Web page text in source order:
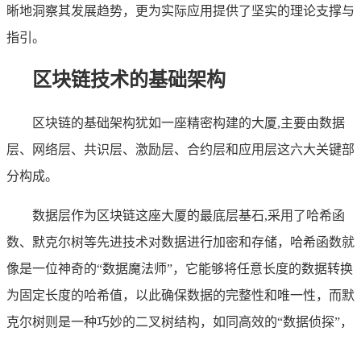
晰地洞察其发展趋势，更为实际应用提供了坚实的理论支撑与
指引。
区块链技术的基础架构
区块链的基础架构犹如一座精密构建的大厦,主要由数据
层、网络层、共识层、激励层、合约层和应用层这六大关键部
分构成。
数据层作为区块链这座大厦的最底层基石,采用了哈希函
数、默克尔树等先进技术对数据进行加密和存储，哈希函数就
像是一位神奇的“数据魔法师”，它能够将任意长度的数据转换
为固定长度的哈希值，以此确保数据的完整性和唯一性，而默
克尔树则是一种巧妙的二叉树结构，如同高效的“数据侦探”，